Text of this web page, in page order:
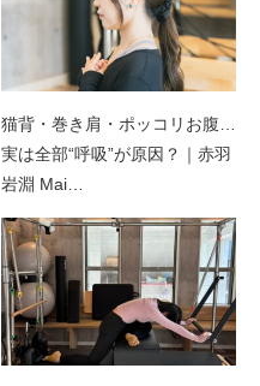
猫背・巻き肩・ポッコリお腹…
実は全部“呼吸”が原因？｜赤羽
岩淵 Mai…